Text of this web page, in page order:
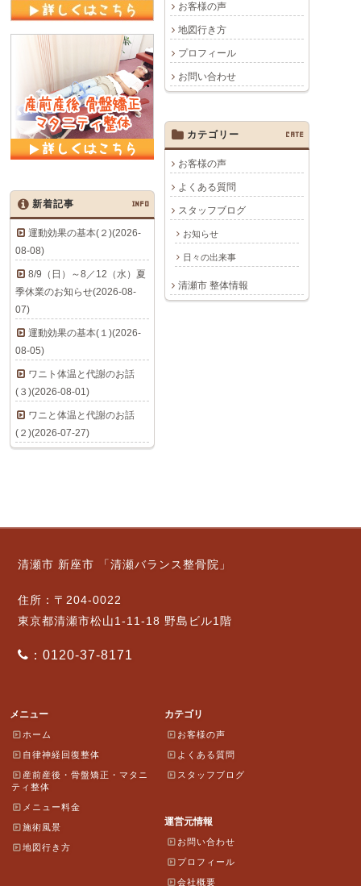
お客様の声
地図行き方
プロフィール
お問い合わせ
カテゴリー CATE
お客様の声
よくある質問
スタッフブログ
お知らせ
日々の出来事
清瀬市 整体情報
新着記事 INFO
運動効果の基本(２)(2026-
08-08)
8/9（日）～8／12（水）夏
季休業のお知らせ(2026-08-
07)
運動効果の基本(１)(2026-
08-05)
ワニト体温と代謝のお話
(３)(2026-08-01)
ワニと体温と代謝のお話
(２)(2026-07-27)
清瀬市 新座市 「清瀬バランス整骨院」
住所：〒204-0022
東京都清瀬市松山1-11-18 野島ビル1階
：0120-37-8171
メニュー
ホーム
自律神経回復整体
産前産後・骨盤矯正・マタニ
ティ整体
メニュー料金
施術風景
地図行き方
カテゴリ
お客様の声
よくある質問
スタッフブログ
運営元情報
お問い合わせ
プロフィール
会社概要